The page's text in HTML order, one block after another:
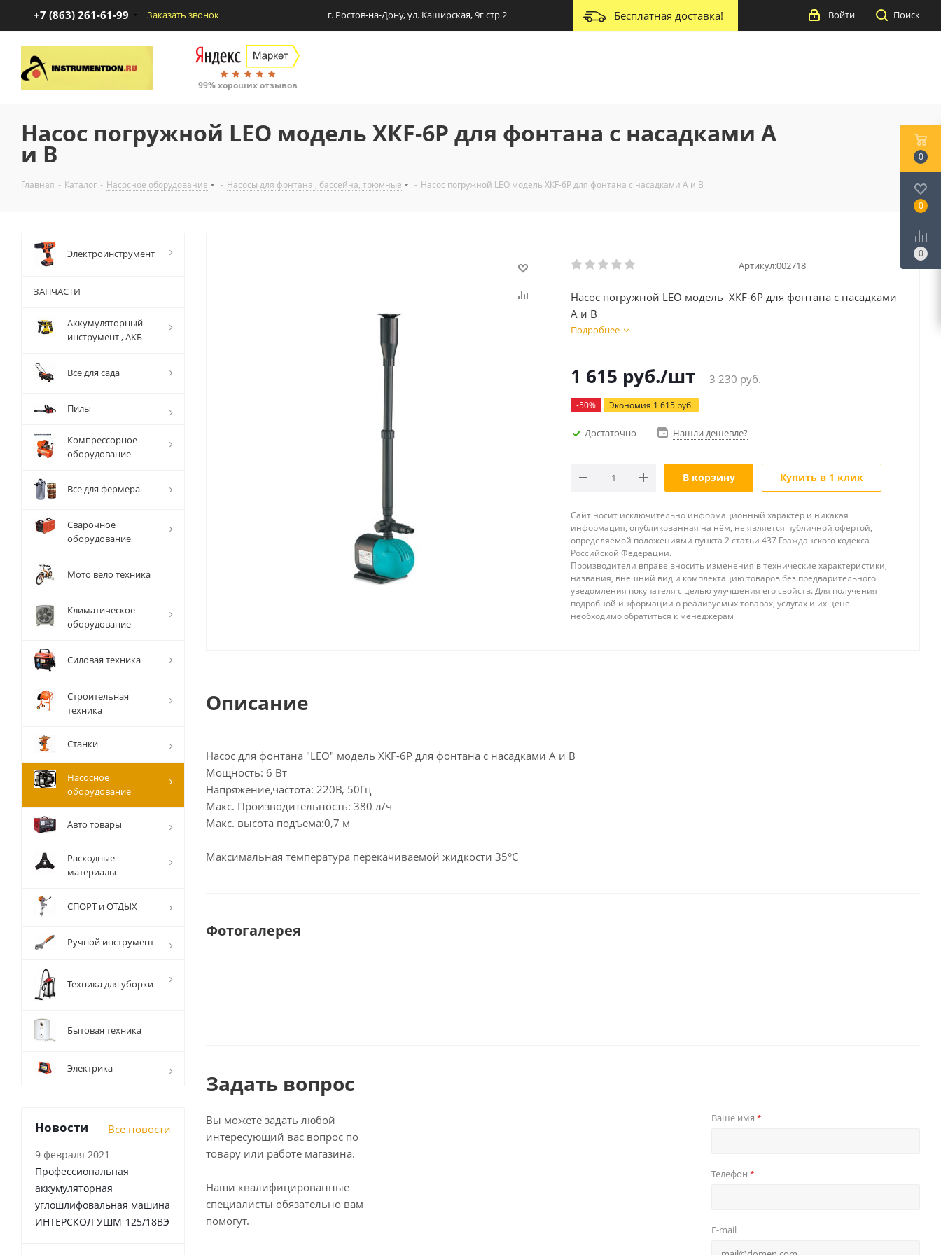
+7 (863) 261-61-99 Заказать звонок г. Ростов-на-Дону, ул. Каширская, 9г стр 2 Бесплатная доставка! Поиск
Войти
99% хороших отзывов
Насос погружной LEO модель ХКF-6Р для фонтана с насадками А
и В
Главная - Каталог - Насосное оборудование - Насосы для фонтана , бассейна, трюмные - Насос погружной LEO модель ХКF-6Р для фонтана с насадками А и В
Артикул:002718
Насос погружной LEO модель ХКF-6Р для фонтана с насадками
А и В
Подробнее
1 615 руб./шт 3 230руб.
-50% Экономия 1 615 руб.
Достаточно Нашли дешевле?
В корзину Купить в 1 клик
Сайт носит исключительно информационный характер и никакая
информация, опубликованная на нём, не является публичной офертой,
определяемой положениями пункта 2 статьи 437 Гражданского кодекса
Российской Федерации.
Производители вправе вносить изменения в технические характеристики,
названия, внешний вид и комплектацию товаров без предварительного
уведомления покупателя с целью улучшения его свойств. Для получения
подробной информации о реализуемых товарах, услугах и их цене
необходимо обратиться к менеджерам
Описание
Насос для фонтана "LEO" модель ХКF-6Р для фонтана с насадками А и В
Мощность: 6 Вт
Напряжение,частота: 220В, 50Гц
Макс. Производительность: 380 л/ч
Макс. высота подъема:0,7 м
Максимальная температура перекачиваемой жидкости 35°С
Фотогалерея
Задать вопрос
Вы можете задать любой
интересующий вас вопрос по
товару или работе магазина.
Наши квалифицированные
специалисты обязательно вам
помогут.
Ваше имя *
Телефон *
E-mail
Электроинструмент
ЗАПЧАСТИ
Аккумуляторный
инструмент , АКБ
Все для сада
Пилы
Компрессорное
оборудование
Все для фермера
Сварочное
оборудование
Мото вело техника
Климатическое
оборудование
Силовая техника
Строительная
техника
Станки
Насосное
оборудование
Авто товары
Расходные
материалы
СПОРТ и ОТДЫХ
Ручной инструмент
Техника для уборки
Бытовая техника
Электрика
Новости Все новости
9 февраля 2021
Профессиональная
аккумуляторная
углошлифовальная машина
ИНТЕРСКОЛ УШМ-125/18ВЭ
0
0
0